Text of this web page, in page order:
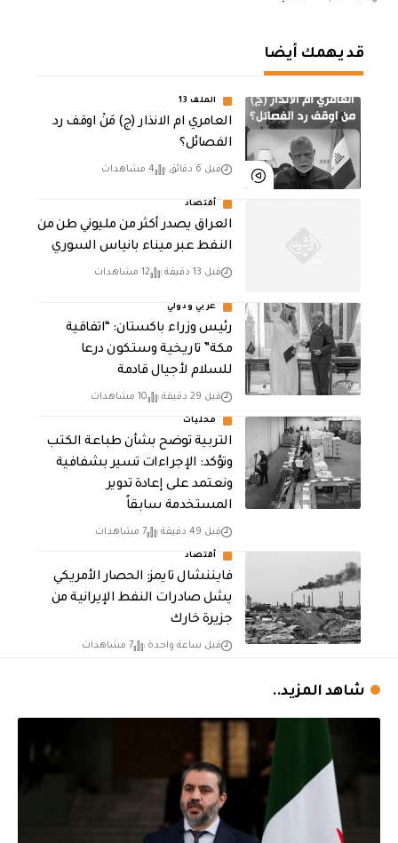
قد يهمك أيضا
الملف 13
العامري ام الانذار (ج) مَنْ اوقف رد
الفصائل؟
قبل 6 دقائق 4 مشاهدات
أقتصاد
العراق يصدر أكثر من مليوني طن من
النفط عبر ميناء بانياس السوري
قبل 13 دقيقة 12 مشاهدات
عربي ودولي
رئيس وزراء باكستان: “اتفاقية
مكة” تاريخية وستكون درعا
للسلام لأجيال قادمة
قبل 29 دقيقة 10 مشاهدات
محليات
التربية توضح بشأن طباعة الكتب
وتؤكد: الإجراءات تسير بشفافية
ونعتمد على إعادة تدوير
المستخدمة سابقاً
قبل 49 دقيقة 7 مشاهدات
أقتصاد
فايننشال تايمز: الحصار الأمريكي
يشل صادرات النفط الإيرانية من
جزيرة خارك
قبل ساعة واحدة 7 مشاهدات
شاهد المزيد..